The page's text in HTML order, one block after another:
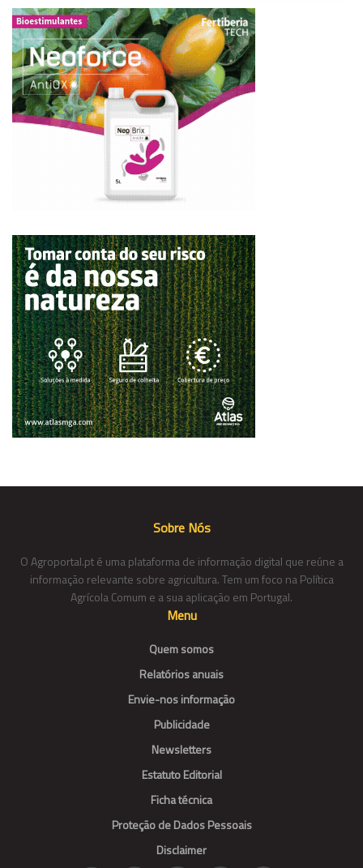
Sobre Nós
O Agroportal.pt é uma plataforma de informação digital que reúne a
informação relevante sobre agricultura. Tem um foco na Política
Agrícola Comum e a sua aplicação em Portugal.
Menu
Quem somos
Relatórios anuais
Envie-nos informação
Publicidade
Newsletters
Estatuto Editorial
Ficha técnica
Proteção de Dados Pessoais
Disclaimer